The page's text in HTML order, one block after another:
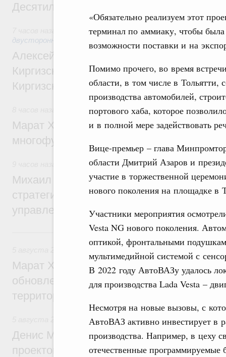
«Обязательно реализуем этот
терминал по аммиаку, чтобы была
возможности поставки и на
Помимо прочего, во время
области, в том числе в Тольятти,
производства автомобилей,
портового хаба, которое
и в полной мере задействовать
Вице-премьер – глава
области Дмитрий Азаров и
участие в торжественной
нового поколения на площадке в
Участники мероприятия
Vesta NG нового поколения.
оптикой, фронтальными
мультимедийной системой с
В 2022 году АвтоВАЗу удалось
для производства Lada Vesta –
Несмотря на новые вызовы, с
АвтоВАЗ активно инвестирует в
производства. Например, в цеху
отечественные
Десятилетия науки и технологий
Экономические и гуманитарные
двусторонней основе
Алексей Оверчук принял участие в
Киргизского экономического форума и
Киргизской межрегиональной
Дорожное хозяйство
Марат Хуснуллин: На двух скоростных
многофункциональные зоны дорожного
Технологическое развитие. Инновации
Михаил Мишустин дал поручения по
стратегической сессии о
управления научно-технологическим
Вчера
Жилищно-коммунальное хозяйство
Марат Хуснуллин: Более 4,3 тыс.
обновлено в России при участии Фонда
территорий
Инструменты развития территорий.
Денис Мантуров провёл совещание по
проектов института кураторства в